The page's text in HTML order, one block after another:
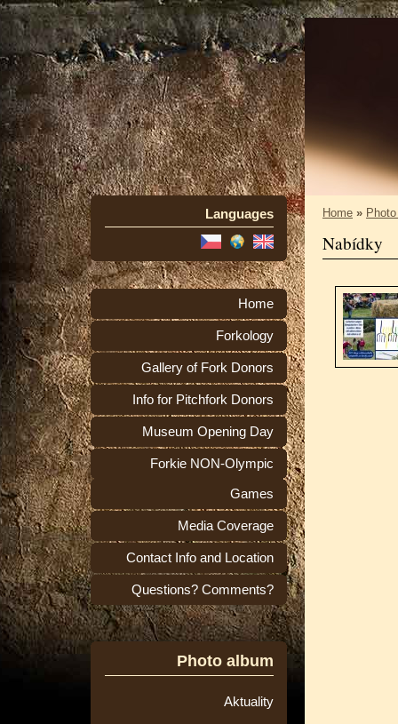
Languages
Home
Forkology
Gallery of Fork Donors
Info for Pitchfork Donors
Museum Opening Day
Forkie NON-Olympic
Games
Media Coverage
Contact Info and Location
Questions? Comments?
Photo album
Aktuality
Home »
Nabídky